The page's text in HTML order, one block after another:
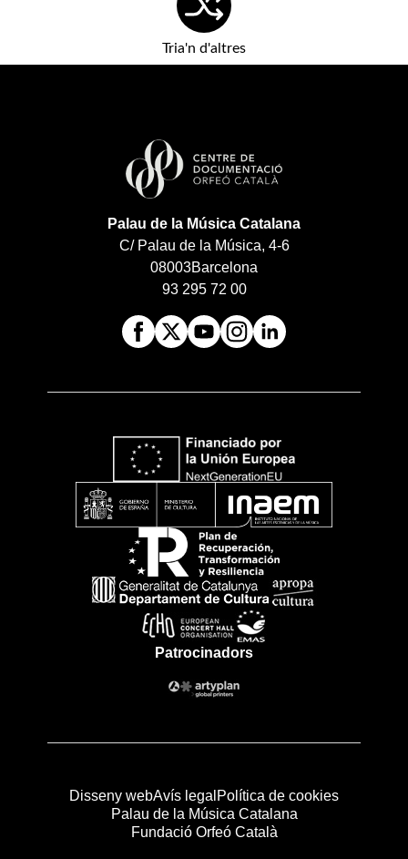
Tria'n d'altres
Palau de la Música Catalana
C/ Palau de la Música, 4-6
08003Barcelona
93 295 72 00
Patrocinadors
Disseny webAvís legal Política de cookies
Palau de la Música Catalana
Fundació Orfeó Català